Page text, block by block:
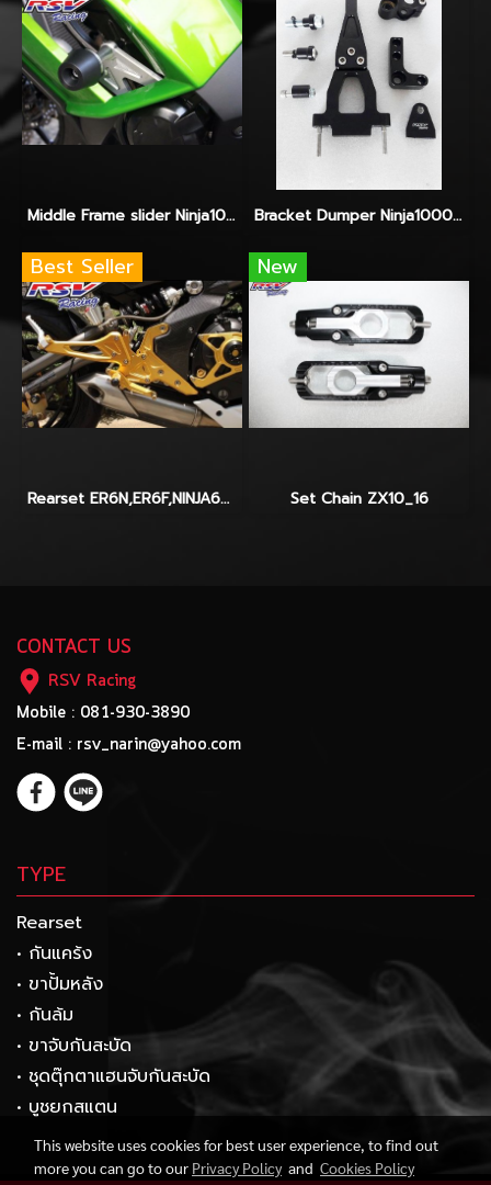
Middle Frame slider Ninja1000 Bracket Dumper Ninja1000 จับ Hyperpro-Ohlins-Yss
Best Seller
Rearset ER6N,ER6F,NINJA650_2012-2014
New
Set Chain ZX10_16
CONTACT US
RSV Racing
Mobile : 081-930-3890
E-mail : rsv_narin@yahoo.com
TYPE
Rearset
• กันแคร้ง
• ขาปั้มหลัง
• กันล้ม
• ขาจับกันสะบัด
• ชุดตุ๊กตาแฮนจับกันสะบัด
• บูชยกสแตน
This website uses cookies for best user experience, to find out
more you can go to our Privacy Policyand Cookies Policy